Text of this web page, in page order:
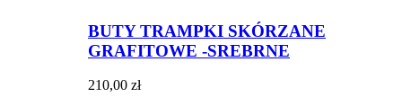
BUTY TRAMPKI SKÓRZANE
GRAFITOWE -SREBRNE
210,00 zł